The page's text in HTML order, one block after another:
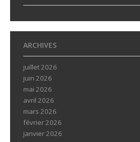
ARCHIVES
juillet 2026
juin 2026
mai 2026
avril 2026
mars 2026
février 2026
janvier 2026